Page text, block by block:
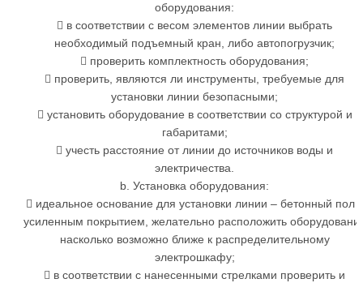
оборудования:
 в соответствии с весом элементов линии выбрать
необходимый подъемный кран, либо автопогрузчик;
 проверить комплектность оборудования;
 проверить, являются ли инструменты, требуемые для
установки линии безопасными;
 установить оборудование в соответствии со структурой и
габаритами;
 учесть расстояние от линии до источников воды и
электричества.
b. Установка оборудования:
 идеальное основание для установки линии – бетонный пол с
усиленным покрытием, желательно расположить
насколько возможно ближе к распределительному
электрошкафу;
 в соответствии с нанесенными стрелками проверить и